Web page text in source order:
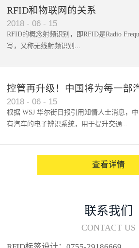
RFID和物联网的关系
2018 - 06 - 15
RFID的概念射频识别，即RFID是Radio
写，又称无线射频识别...
控管再升级！中国将为每一部
架构辨识系统
2018 - 06 - 15
根据 WSJ 华尔街日报引用知情人士消息，
有汽车的电子辨识系统，用于提升交通...
查看详情
联系我们
CONTACT US